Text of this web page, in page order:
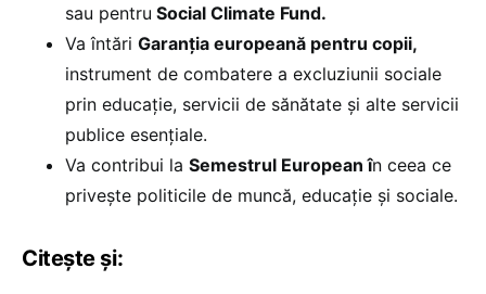
sau pentru Social Climate Fund.
Va întări Garanția europeană pentru copii,
instrument de combatere a excluziunii sociale
prin educație, servicii de sănătate și alte servicii
publice esențiale.
Va contribui la Semestrul European în ceea ce
privește politicile de muncă, educație și sociale.
Citește și: